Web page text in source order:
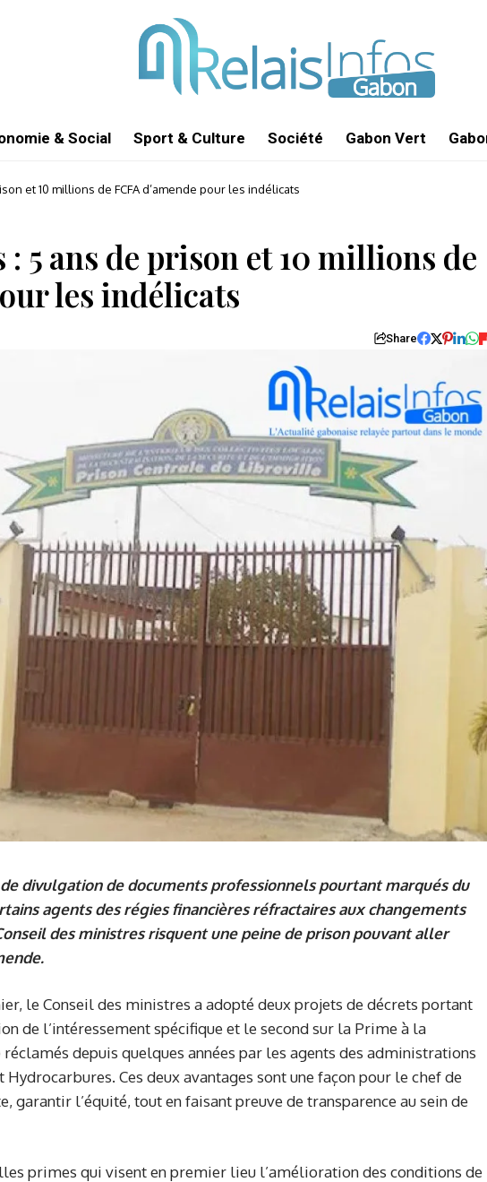
& Social Sport & Culture Société Gabon Vert
et 10 millions de FCFA d’amende pour les indélicats
5 ans de prison et 10 millions de
les indélicats
Share
divulgation de documents professionnels pourtant marqués du
agents des régies financières réfractaires aux changements
des ministres risquent une peine de prison pouvant aller
le Conseil des ministres a adopté deux projets de décrets portant
de l’intéressement spécifique et le second sur la Prime à la
depuis quelques années par les agents des administrations
Ces deux avantages sont une façon pour le chef de
garantir l’équité, tout en faisant preuve de transparence au sein de
primes qui visent en premier lieu l’amélioration des conditions de